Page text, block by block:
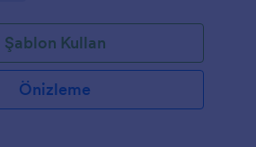
Şablon Kullan
Önizleme